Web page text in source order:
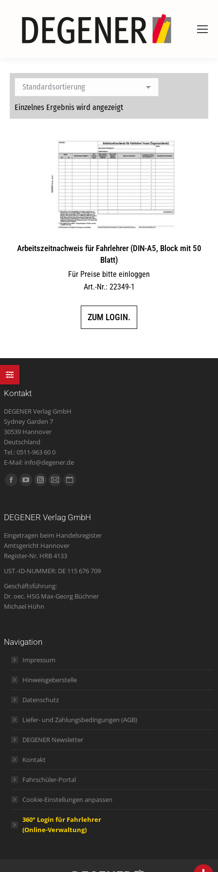
Einzelnes Ergebnis wird angezeigt
Arbeitszeitnachweis für Fahrlehrer (DIN-A5, Block mit 50
Blatt)
Für Preise bitte einloggen
Art.-Nr.: 22349-1
ZUM LOGIN.
Kontakt
DEGENER Verlag GmbH
Sydney Garden 7
30539 Hannover
Deutschland
Tel.: 0511-963 60 0
E-Mail: info@degener.de
Finden Sie uns auf:
Facebook
in
new
window
YouTube
in
new
window
Instagram
in
new
window
E-
opens
in
new
window
Website
in
new
DEGENER Verlag GmbH
Eingetragen beim Handelsregister
Amtsgericht Hannover
Register-Nr. HRB 4133
UST.-ID-NUMMER: DE 115 676 709
Geschäftsführung:
Dr. oec. HSG Max-Georg Büchner
Michael Hühn
Navigation
Impressum
Hinweisgeberstelle
Datenschutz
Liefer- und Zahlungsbedingungen (AGB)
DEGENER Newsletter
Kontakt
Fahrschüler-Portal
Cookie-Einstellungen anpassen
360° Login für Fahrlehrer
(Online-Verwaltung)